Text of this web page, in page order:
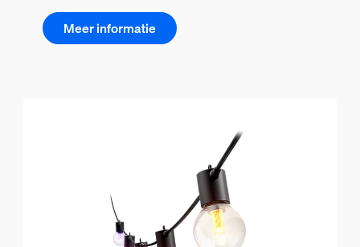
Meer informatie